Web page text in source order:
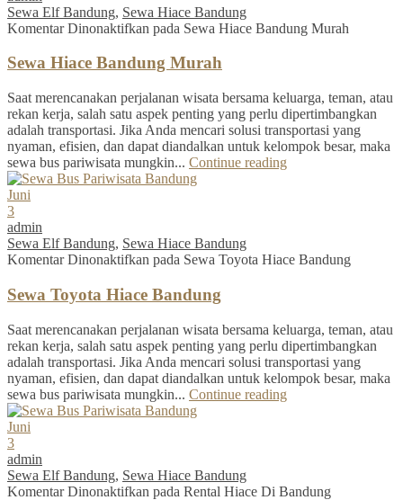
Sewa Elf Bandung, Sewa Hiace Bandung
Komentar Dinonaktifkan pada Sewa Hiace Bandung Murah
Sewa Hiace Bandung Murah
Saat merencanakan perjalanan wisata bersama keluarga, teman, atau
rekan kerja, salah satu aspek penting yang perlu dipertimbangkan
adalah transportasi. Jika Anda mencari solusi transportasi yang
nyaman, efisien, dan dapat diandalkan untuk kelompok besar, maka
sewa bus pariwisata mungkin... Continue reading
Juni
3
admin
Sewa Elf Bandung, Sewa Hiace Bandung
Komentar Dinonaktifkan pada Sewa Toyota Hiace Bandung
Sewa Toyota Hiace Bandung
Saat merencanakan perjalanan wisata bersama keluarga, teman, atau
rekan kerja, salah satu aspek penting yang perlu dipertimbangkan
adalah transportasi. Jika Anda mencari solusi transportasi yang
nyaman, efisien, dan dapat diandalkan untuk kelompok besar, maka
sewa bus pariwisata mungkin... Continue reading
Juni
3
admin
Sewa Elf Bandung, Sewa Hiace Bandung
Komentar Dinonaktifkan pada Rental Hiace Di Bandung